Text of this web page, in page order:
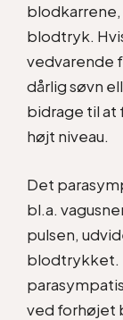
blodtryk.
vedvarende
dårlig søvn
bidrage til
højt niveau.
Det
bl.a.
pulsen,
blodtrykket.
ved forhøjet